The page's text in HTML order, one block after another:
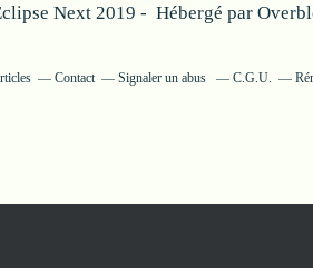
Next 2019 - Hébergé par
Contact Signaler un abus C.G.U.